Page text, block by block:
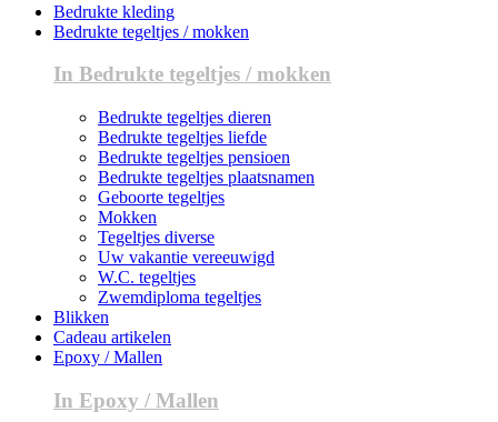
Bedrukte kleding
Bedrukte tegeltjes / mokken
In Bedrukte tegeltjes / mokken
Bedrukte tegeltjes dieren
Bedrukte tegeltjes liefde
Bedrukte tegeltjes pensioen
Bedrukte tegeltjes plaatsnamen
Geboorte tegeltjes
Mokken
Tegeltjes diverse
Uw vakantie vereeuwigd
W.C. tegeltjes
Zwemdiploma tegeltjes
Blikken
Cadeau artikelen
Epoxy / Mallen
In Epoxy / Mallen